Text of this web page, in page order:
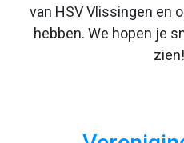
van HSV Vlissingen en
hebben. We hopen je